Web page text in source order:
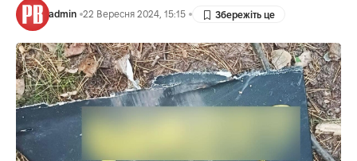
admin 22 Вересня 2024, 15:15